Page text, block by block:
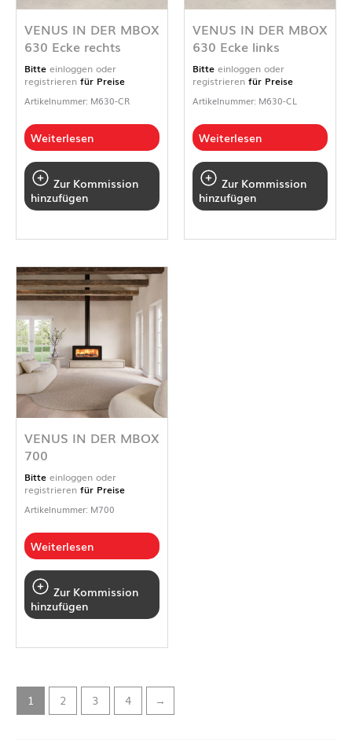
VENUS IN DER MBOX
630 Ecke rechts
Bitte einloggen oder
registrieren für Preise
Artikelnummer: M630-CR
Weiterlesen
Zur Kommission
hinzufügen
VENUS IN DER MBOX
630 Ecke links
Bitte einloggen oder
registrieren für Preise
Artikelnummer: M630-CL
Weiterlesen
Zur Kommission
hinzufügen
VENUS IN DER MBOX
700
Bitte einloggen oder
registrieren für Preise
Artikelnummer: M700
Weiterlesen
Zur Kommission
hinzufügen
1 2 3 4 →